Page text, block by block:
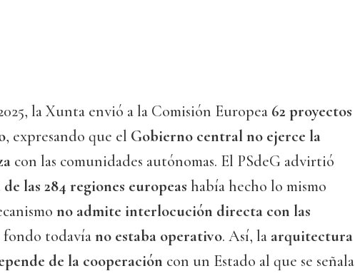
la Xunta envió a la Comisión Europea 62 proyectos
, expresando que el Gobierno central no ejerce la
con las comunidades autónomas. El PSdeG advirtió
las 284 regiones europeas había hecho lo mismo
no admite interlocución directa con las
fondo todavíano estaba operativo. Así, la arquitectura
de la cooperación con un Estado al que se señala